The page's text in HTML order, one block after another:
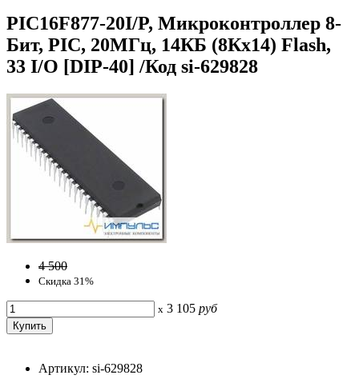
PIC16F877-20I/P, Микроконтроллер 8-
Бит, PIC, 20МГц, 14КБ (8Кx14) Flash,
33 I/O [DIP-40] /Код si-629828
4 500
Скидка 31%
x 3 105 руб
Артикул: si-629828